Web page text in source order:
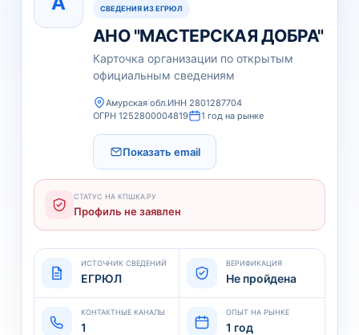
СВЕДЕНИЯ ИЗ ЕГРЮЛ
АНО "МАСТЕРСКАЯ ДОБРА"
Карточка организации по открытым
официальным сведениям
Амурская обл.ИНН 2801287704
ОГРН 1252800004819
1 год на рынке
Показать email
СТАТУС НА КПШКА.РУ
Профиль не заявлен
ИСТОЧНИК СВЕДЕНИЙ
ЕГРЮЛ
ВЕРИФИКАЦИЯ
Не пройдена
КОНТАКТНЫЕ КАНАЛЫ
1
ОПЫТ НА РЫНКЕ
1 год